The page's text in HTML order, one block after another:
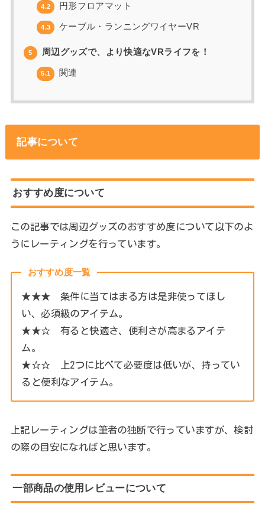
4.2 円形フロアマット
4.3 ケーブル・ランニングワイヤーVR
5 周辺グッズで、より快適なVRライフを！
5.1 関連
記事について
おすすめ度について
この記事では周辺グッズのおすすめ度について以下のよ
うにレーティングを行っています。
おすすめ度一覧
★★★ 条件に当てはまる方は是非使ってほし
い、必須級のアイテム。
★★☆ 有ると快適さ、便利さが高まるアイテ
ム。
★☆☆ 上2つに比べて必要度は低いが、持ってい
ると便利なアイテム。
上記レーティングは筆者の独断で行っていますが、検討
の際の目安になればと思います。
一部商品の使用レビューについて